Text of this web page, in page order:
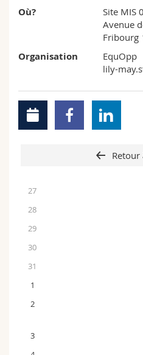
Où?
Site MIS
Avenue
Fribourg
Organisation
EquOpp
lily-
Retour
27
28
29
30
31
1
2
3